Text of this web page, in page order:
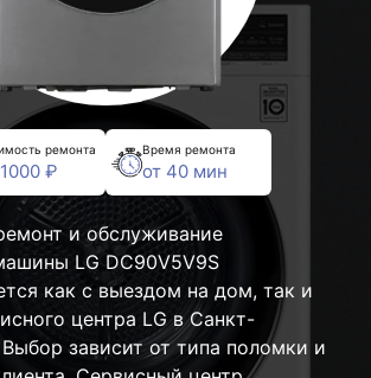
ремонта
₽
Время ремонта
от 40 мин
и обслуживание
LG DC90V5V9S
как с выездом на дом, так и
центра LG в Санкт-
зависит от типа поломки и